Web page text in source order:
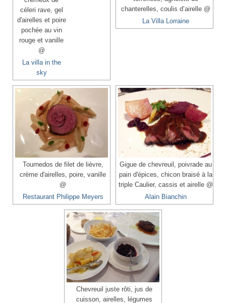
céleri rave, gel
d'airelles et poire
pochée au vin
rouge et vanille
@
La villa in the
sky
chanterelles, coulis d’airelle @
La Villa Lorraine
Tournedos de filet de lièvre,
crème d'airelles, poire, vanille
@
Restaurant Philippe Meyers
Gigue de chevreuil, poivrade au
pain d'épices, chicon braisé à la
triple Caulier, cassis et airelle @
Alain Bianchin
Chevreuil juste rôti, jus de
cuisson, airelles, légumes